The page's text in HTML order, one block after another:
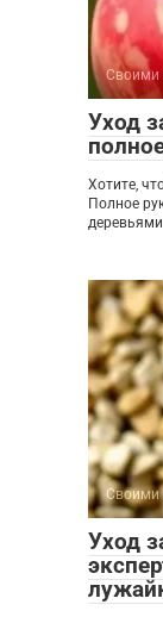
Своими
Уход
Хотите,
Полное
деревьями
Своими
Уход